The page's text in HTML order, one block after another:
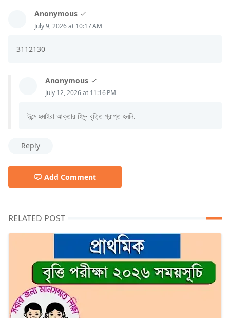
Anonymous
July 9, 2026 at 10:17 AM
3112130
Anonymous
July 12, 2026 at 11:16 PM
উন্মে হুমাইরা আক্তার হিমু- বৃত্তি প্রাপ্ত হননি.
Reply
Add Comment
RELATED POST